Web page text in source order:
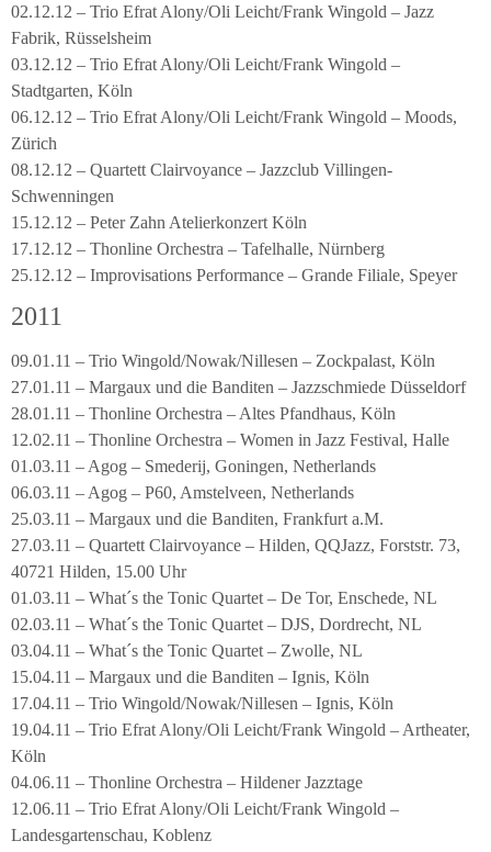
02.12.12 – Trio Efrat Alony/Oli Leicht/Frank Wingold – Jazz
Fabrik, Rüsselsheim
03.12.12 – Trio Efrat Alony/Oli Leicht/Frank Wingold –
Stadtgarten, Köln
06.12.12 – Trio Efrat Alony/Oli Leicht/Frank Wingold – Moods,
Zürich
08.12.12 – Quartett Clairvoyance – Jazzclub Villingen-
Schwenningen
15.12.12 – Peter Zahn Atelierkonzert Köln
17.12.12 – Thonline Orchestra – Tafelhalle, Nürnberg
25.12.12 – Improvisations Performance – Grande Filiale, Speyer
2011
09.01.11 – Trio Wingold/Nowak/Nillesen – Zockpalast, Köln
27.01.11 – Margaux und die Banditen – Jazzschmiede Düsseldorf
28.01.11 – Thonline Orchestra – Altes Pfandhaus, Köln
12.02.11 – Thonline Orchestra – Women in Jazz Festival, Halle
01.03.11 – Agog – Smederij, Goningen, Netherlands
06.03.11 – Agog – P60, Amstelveen, Netherlands
25.03.11 – Margaux und die Banditen, Frankfurt a.M.
27.03.11 – Quartett Clairvoyance – Hilden, QQJazz, Forststr. 73,
40721 Hilden, 15.00 Uhr
01.03.11 – What´s the Tonic Quartet – De Tor, Enschede, NL
02.03.11 – What´s the Tonic Quartet – DJS, Dordrecht, NL
03.04.11 – What´s the Tonic Quartet – Zwolle, NL
15.04.11 – Margaux und die Banditen – Ignis, Köln
17.04.11 – Trio Wingold/Nowak/Nillesen – Ignis, Köln
19.04.11 – Trio Efrat Alony/Oli Leicht/Frank Wingold – Artheater,
Köln
04.06.11 – Thonline Orchestra – Hildener Jazztage
12.06.11 – Trio Efrat Alony/Oli Leicht/Frank Wingold –
Landesgartenschau, Koblenz